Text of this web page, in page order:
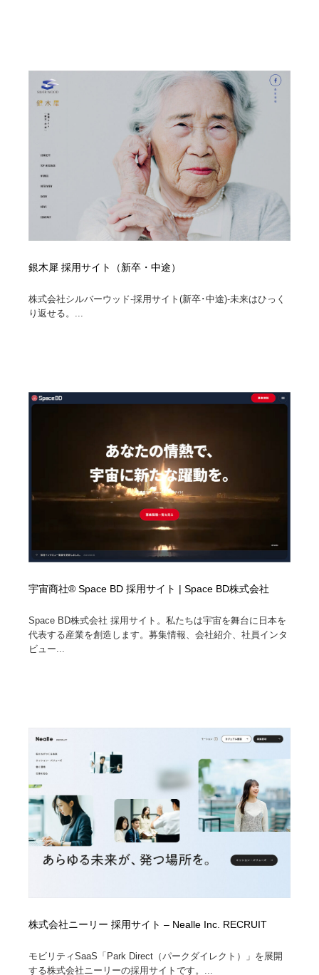
銀木犀 採用サイト（新卒・中途）
株式会社シルバーウッド-採用サイト(新卒･中途)-未来はひっく
り返せる。...
宇宙商社® Space BD 採用サイト | Space BD株式会社
Space BD株式会社 採用サイト。私たちは宇宙を舞台に日本を
代表する産業を創造します。募集情報、会社紹介、社員インタ
ビュー...
株式会社ニーリー 採用サイト – Nealle Inc. RECRUIT
モビリティSaaS「Park Direct（パークダイレクト）」を展開
する株式会社ニーリーの採用サイトです。...